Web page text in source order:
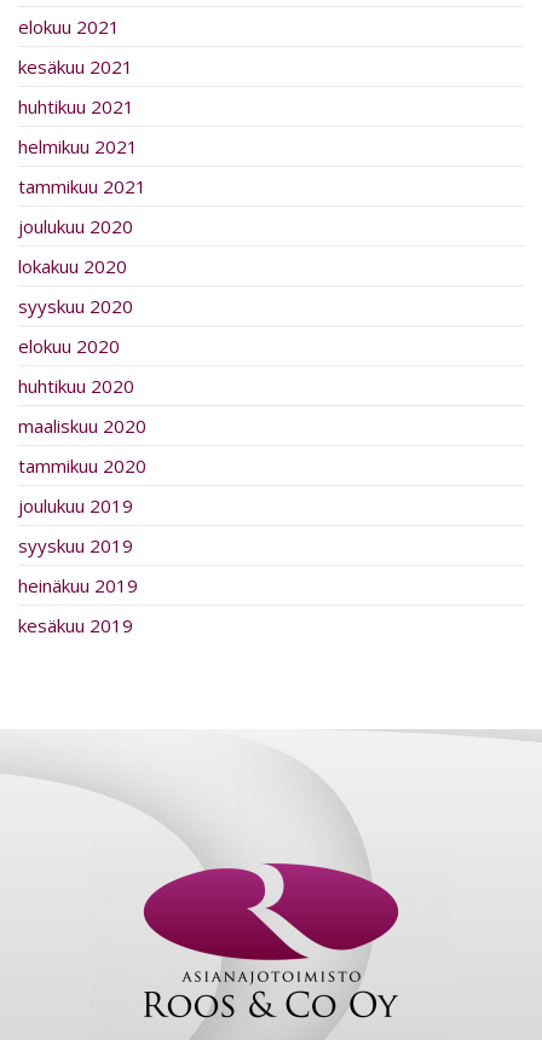
elokuu 2021
kesäkuu 2021
huhtikuu 2021
helmikuu 2021
tammikuu 2021
joulukuu 2020
lokakuu 2020
syyskuu 2020
elokuu 2020
huhtikuu 2020
maaliskuu 2020
tammikuu 2020
joulukuu 2019
syyskuu 2019
heinäkuu 2019
kesäkuu 2019